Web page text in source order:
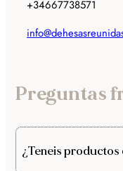
+34667738571
Preguntas
¿Teneis